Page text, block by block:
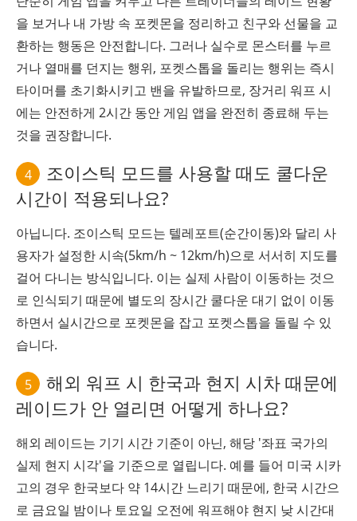
을 보거나 내 가방 속 포켓몬을 정리하고 친구와 선물을 교
환하는 행동은 안전합니다. 그러나 실수로 몬스터를 누르
거나 열매를 던지는 행위, 포켓스톱을 돌리는 행위는 즉시
타이머를 초기화시키고 밴을 유발하므로, 장거리 워프 시
에는 안전하게 2시간 동안 게임 앱을 완전히 종료해 두는
것을 권장합니다.
4
조이스틱 모드를 사용할 때도 쿨다운
시간이 적용되나요?
아닙니다. 조이스틱 모드는 텔레포트(순간이동)와 달리 사
용자가 설정한 시속(5km/h ~ 12km/h)으로 서서히 지도를
걸어 다니는 방식입니다. 이는 실제 사람이 이동하는 것으
로 인식되기 때문에 별도의 장시간 쿨다운 대기 없이 이동
하면서 실시간으로 포켓몬을 잡고 포켓스톱을 돌릴 수 있
습니다.
5
해외 워프 시 한국과 현지 시차 때문에
레이드가 안 열리면 어떻게 하나요?
해외 레이드는 기기 시간 기준이 아닌, 해당 '좌표 국가의
실제 현지 시각'을 기준으로 열립니다. 예를 들어 미국 시카
고의 경우 한국보다 약 14시간 느리기 때문에, 한국 시간으
로 금요일 밤이나 토요일 오전에 워프해야 현지 낮 시간대